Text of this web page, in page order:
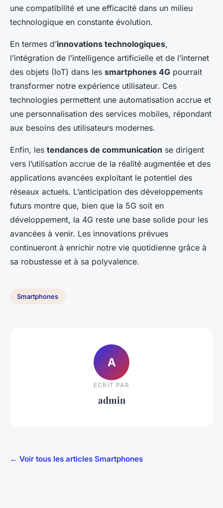
une compatibilité et une efficacité dans un milieu
technologique en constante évolution.
En termes d’innovations technologiques,
l’intégration de l’intelligence artificielle et de l’internet
des objets (IoT) dans les smartphones 4G pourrait
transformer notre expérience utilisateur. Ces
technologies permettent une automatisation accrue et
une personnalisation des services mobiles, répondant
aux besoins des utilisateurs modernes.
Enfin, les tendances de communication se dirigent
vers l’utilisation accrue de la réalité augmentée et des
applications avancées exploitant le potentiel des
réseaux actuels. L’anticipation des développements
futurs montre que, bien que la 5G soit en
développement, la 4G reste une base solide pour les
avancées à venir. Les innovations prévues
continueront à enrichir notre vie quotidienne grâce à
sa robustesse et à sa polyvalence.
Smartphones
A
ECRIT PAR
admin
← Voir tous les articles Smartphones